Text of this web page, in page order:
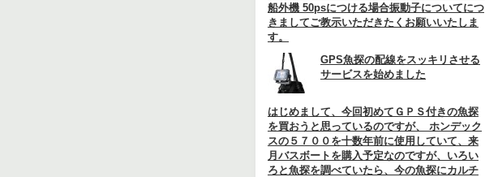
船外機 50psにつける場合振動子についてにつ
きましてご教示いただきたくお願いいたしま
す。
GPS魚探の配線をスッキリさせる
サービスを始めました
はじめまして、今回初めてＧＰＳ付きの魚探
を買おうと思っているのですが、 ホンデック
スの５７００を十数年前に使用していて、来
月バスボートを購入予定なのですが、いろい
ろと魚探を調べていたら、今の魚探にカルチ